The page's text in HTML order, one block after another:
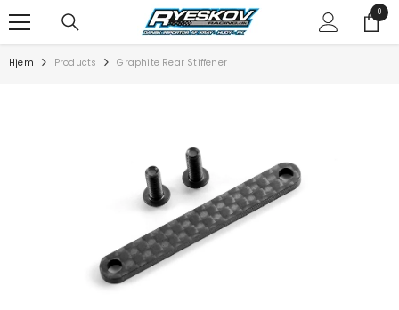
00
Hjem Products Graphite Rear Stiffener